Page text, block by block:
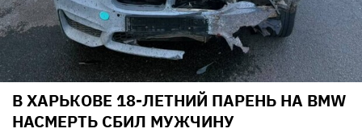
В ХАРЬКОВЕ 18-ЛЕТНИЙ ПАРЕНЬ НА BMW
НАСМЕРТЬ СБИЛ МУЖЧИНУ